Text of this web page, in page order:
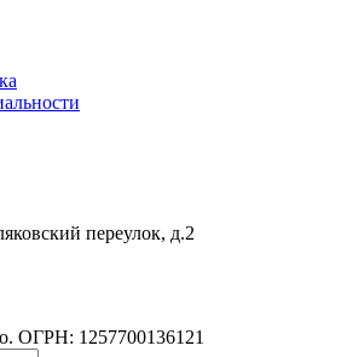
переулок, д.2
ОГРН: 1257700136121